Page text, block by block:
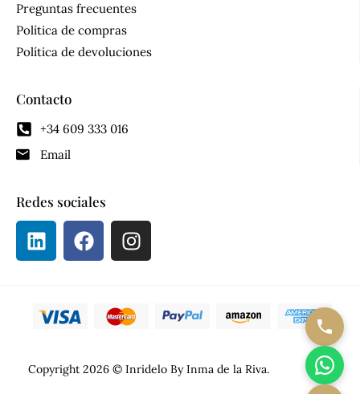
Preguntas frecuentes
Política de compras
Política de devoluciones
Contacto
+34 609 333 016
Email
Redes sociales
Copyright 2026 © Inridelo By Inma de la Riva.